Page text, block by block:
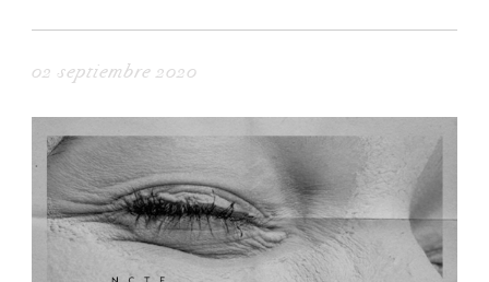
02 septiembre 2020